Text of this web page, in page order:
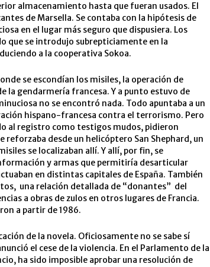
almacenamiento hasta que fueran usados. El
de Marsella. Se contaba con la hipótesis de
en el lugar más seguro que dispusiera. Los
que se introdujo subrepticiamente en la
a la cooperativa Sokoa.
se escondían los misiles, la operación de
la gendarmería francesa. Y a punto estuvo de
no se encontró nada. Todo apuntaba a un
hispano-francesa contra el terrorismo. Pero
al registro como testigos mudos, pidieron
desde un helicóptero San Shephard, un
se localizaban allí. Y allí, por fin, se
y armas que permitiría desarticular
en distintas capitales de España. También
una relación detallada de “donantes” del
a obras de zulos en otros lugares de Francia.
a partir de 1986.
de la novela. Oficiosamente no se sabe sí
el cese de la violencia. En el Parlamento de la
ha sido imposible aprobar una resolución de